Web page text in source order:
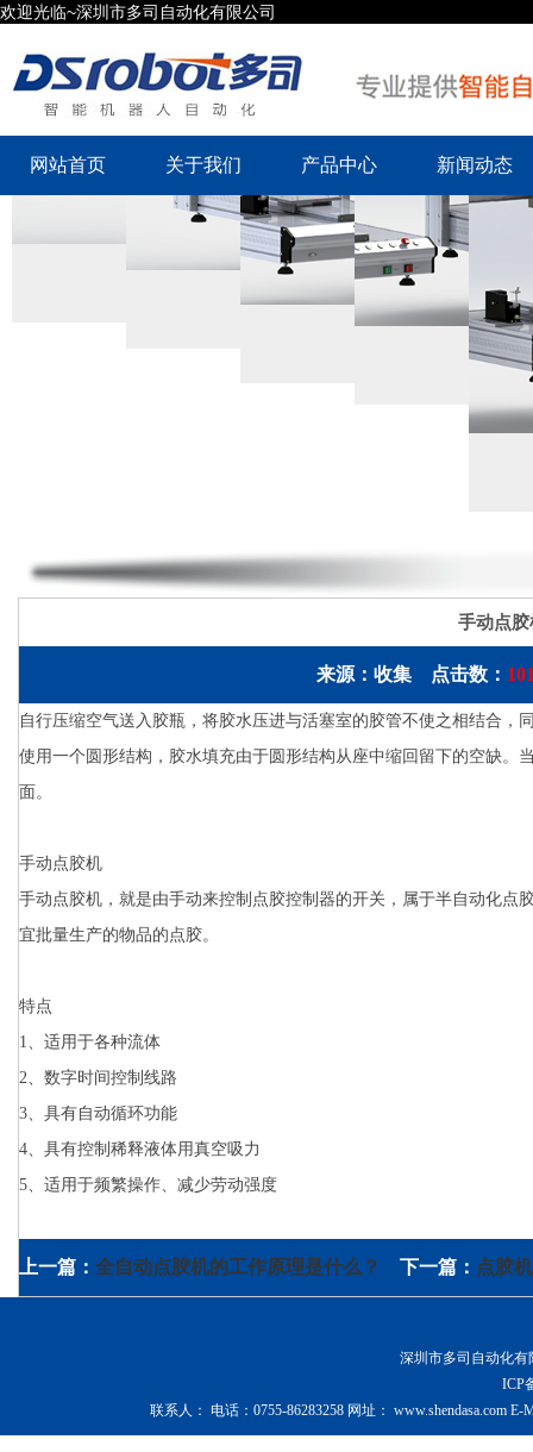
欢迎光临~深圳市多司自动化有限公司
网站首页 关于我们 产品中心 新闻动态
手动点
来源：收集 点击数：
自行压缩空气送入胶瓶，将胶水压进与活塞室的胶管不使之相结合，
使用一个圆形结构，胶水填充由于圆形结构从座中缩回留下的空缺
面。
手动点胶机
手动点胶机，就是由手动来控制点胶控制器的开关，属于半自动化
宜批量生产的物品的点胶。
特点
1、适用于各种流体
2、数字时间控制线路
3、具有自动循环功能
4、具有控制稀释液体用真空吸力
5、适用于频繁操作、减少劳动强度
上一篇： 全自动点胶机的工作原理是什么？ 下一篇： 点胶
深圳市多司自动化有
ICP
联系人： 电话： 0755-86283258 网址： www.shendasa.com E-